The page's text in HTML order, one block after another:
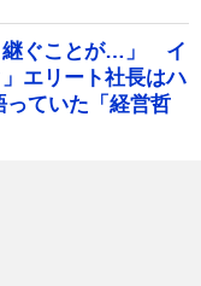
継ぐことが…」 イ
エリート社長はハ
ていた「経営哲